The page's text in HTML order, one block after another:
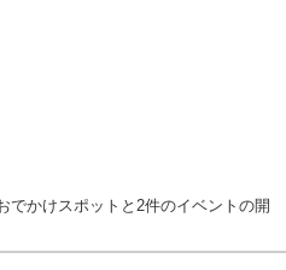
でかけスポットと2件のイベントの開